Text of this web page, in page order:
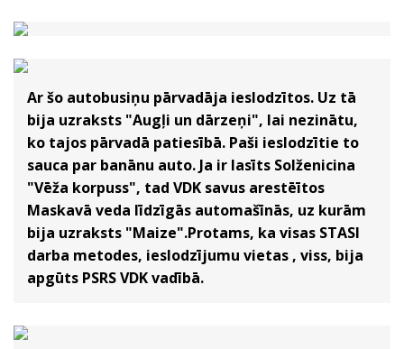
Ar šo autobusiņu pārvadāja ieslodzītos. Uz tā
bija uzraksts "Augļi un dārzeņi", lai nezinātu,
ko tajos pārvadā patiesībā. Paši ieslodzītie to
sauca par banānu auto. Ja ir lasīts Solženicina
"Vēža korpuss", tad VDK savus arestēītos
Maskavā veda līdzīgās automašīnās, uz kurām
bija uzraksts "Maize".Protams, ka visas STASI
darba metodes, ieslodzījumu vietas , viss, bija
apgūts PSRS VDK vadībā.